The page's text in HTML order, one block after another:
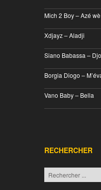
Mich 2 Boy – Azé wè
Xdjayz – Aladji
Siano Babassa –
Borgia Diogo –
Vano Baby – Bella
RECHERCHER